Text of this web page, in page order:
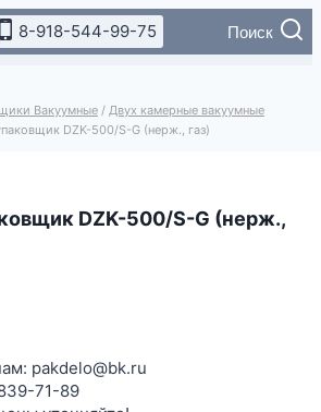
8-918-544-99-75 Поиск
Вакуумные / Двух камерные вакуумные
DZK-500/S-G (нерж., газ)
DZK-500/S-G (нерж.,
pakdelo@bk.ru
71-89